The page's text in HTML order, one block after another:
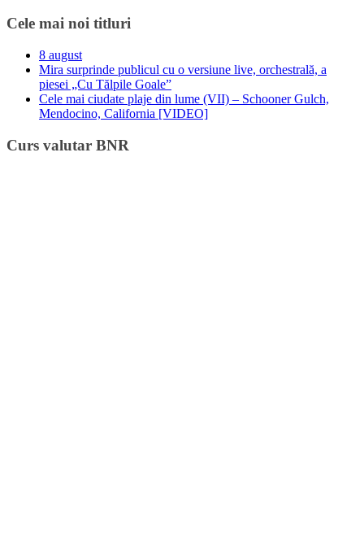
Cele mai noi titluri
8 august
Mira surprinde publicul cu o versiune live, orchestrală, a
piesei „Cu Tălpile Goale”
Cele mai ciudate plaje din lume (VII) – Schooner Gulch,
Mendocino, California [VIDEO]
Curs valutar BNR